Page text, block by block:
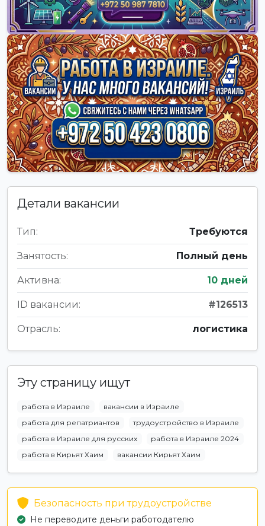
Детали вакансии
Тип: Требуются
Занятость: Полный день
Активна: 10 дней
ID вакансии: #126513
Отрасль: логистика
Эту страницу ищут
работа в Израиле
вакансии в Израиле
работа для репатриантов
трудоустройство в Израиле
работа в Израиле для русских
работа в Израиле 2024
работа в Кирьят Хаим
вакансии Кирьят Хаим
Безопасность при трудоустройстве
Не переводите деньги работодателю